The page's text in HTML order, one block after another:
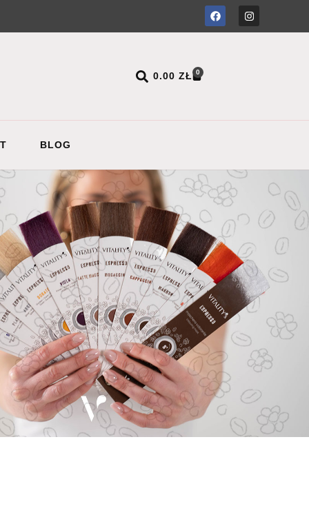
0.00ZŁ 0
BLOG